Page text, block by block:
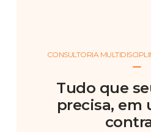
CONSULTORIA
Tudo que
precisa, em